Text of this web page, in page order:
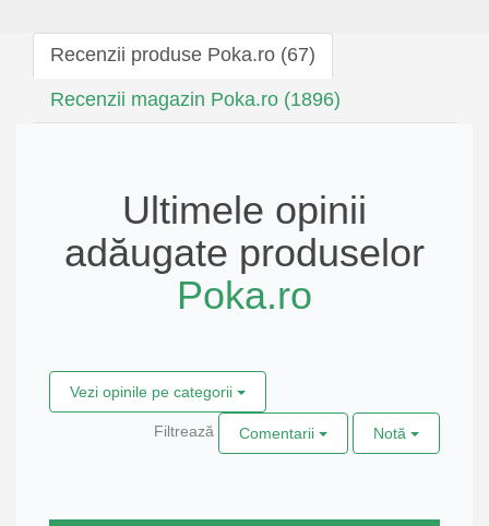
Recenzii produse Poka.ro (67)
Recenzii magazin Poka.ro (1896)
Ultimele opinii
adăugate produselor
Poka.ro
Vezi opinile pe categorii
Filtrează Comentarii Notă